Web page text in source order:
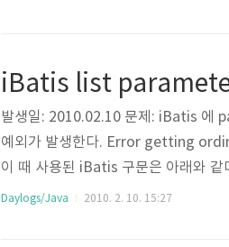
발생일: 2010.02.10 문제: iBatis 에
예외가 발생한다. Error getting
이 때 사용된 iBatis 구문은 아래와
왜 이럴까. 해결책: 정확한 원인은 모
Daylogs/Java 2010. 2. 10. 15:27